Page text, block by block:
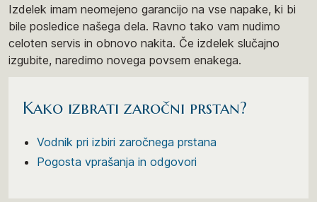
Izdelek imam neomejeno garancijo na vse napake, ki bi
bile posledice našega dela. Ravno tako vam nudimo
celoten servis in obnovo nakita. Če izdelek slučajno
izgubite, naredimo novega povsem enakega.
Kako izbrati zaročni prstan?
Vodnik pri izbiri zaročnega prstana
Pogosta vprašanja in odgovori